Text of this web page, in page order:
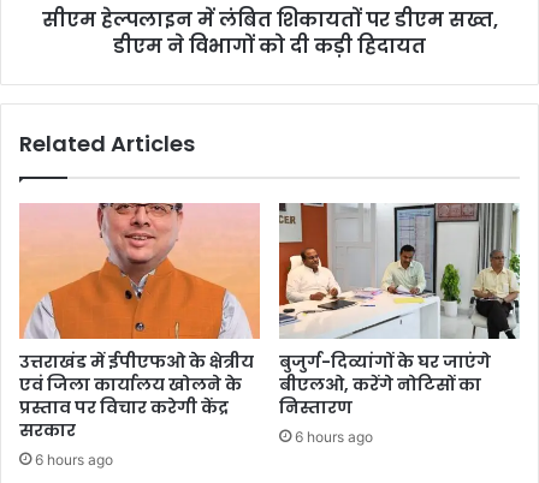
सीएम हेल्पलाइन में लंबित शिकायतों पर डीएम सख्त,
डीएम ने विभागों को दी कड़ी हिदायत
Related Articles
उत्तराखंड में ईपीएफओ के क्षेत्रीय
एवं जिला कार्यालय खोलने के
प्रस्ताव पर विचार करेगी केंद्र
सरकार
6 hours ago
बुजुर्ग-दिव्यांगों के घर जाएंगे
बीएलओ, करेंगे नोटिसों का
निस्तारण
6 hours ago